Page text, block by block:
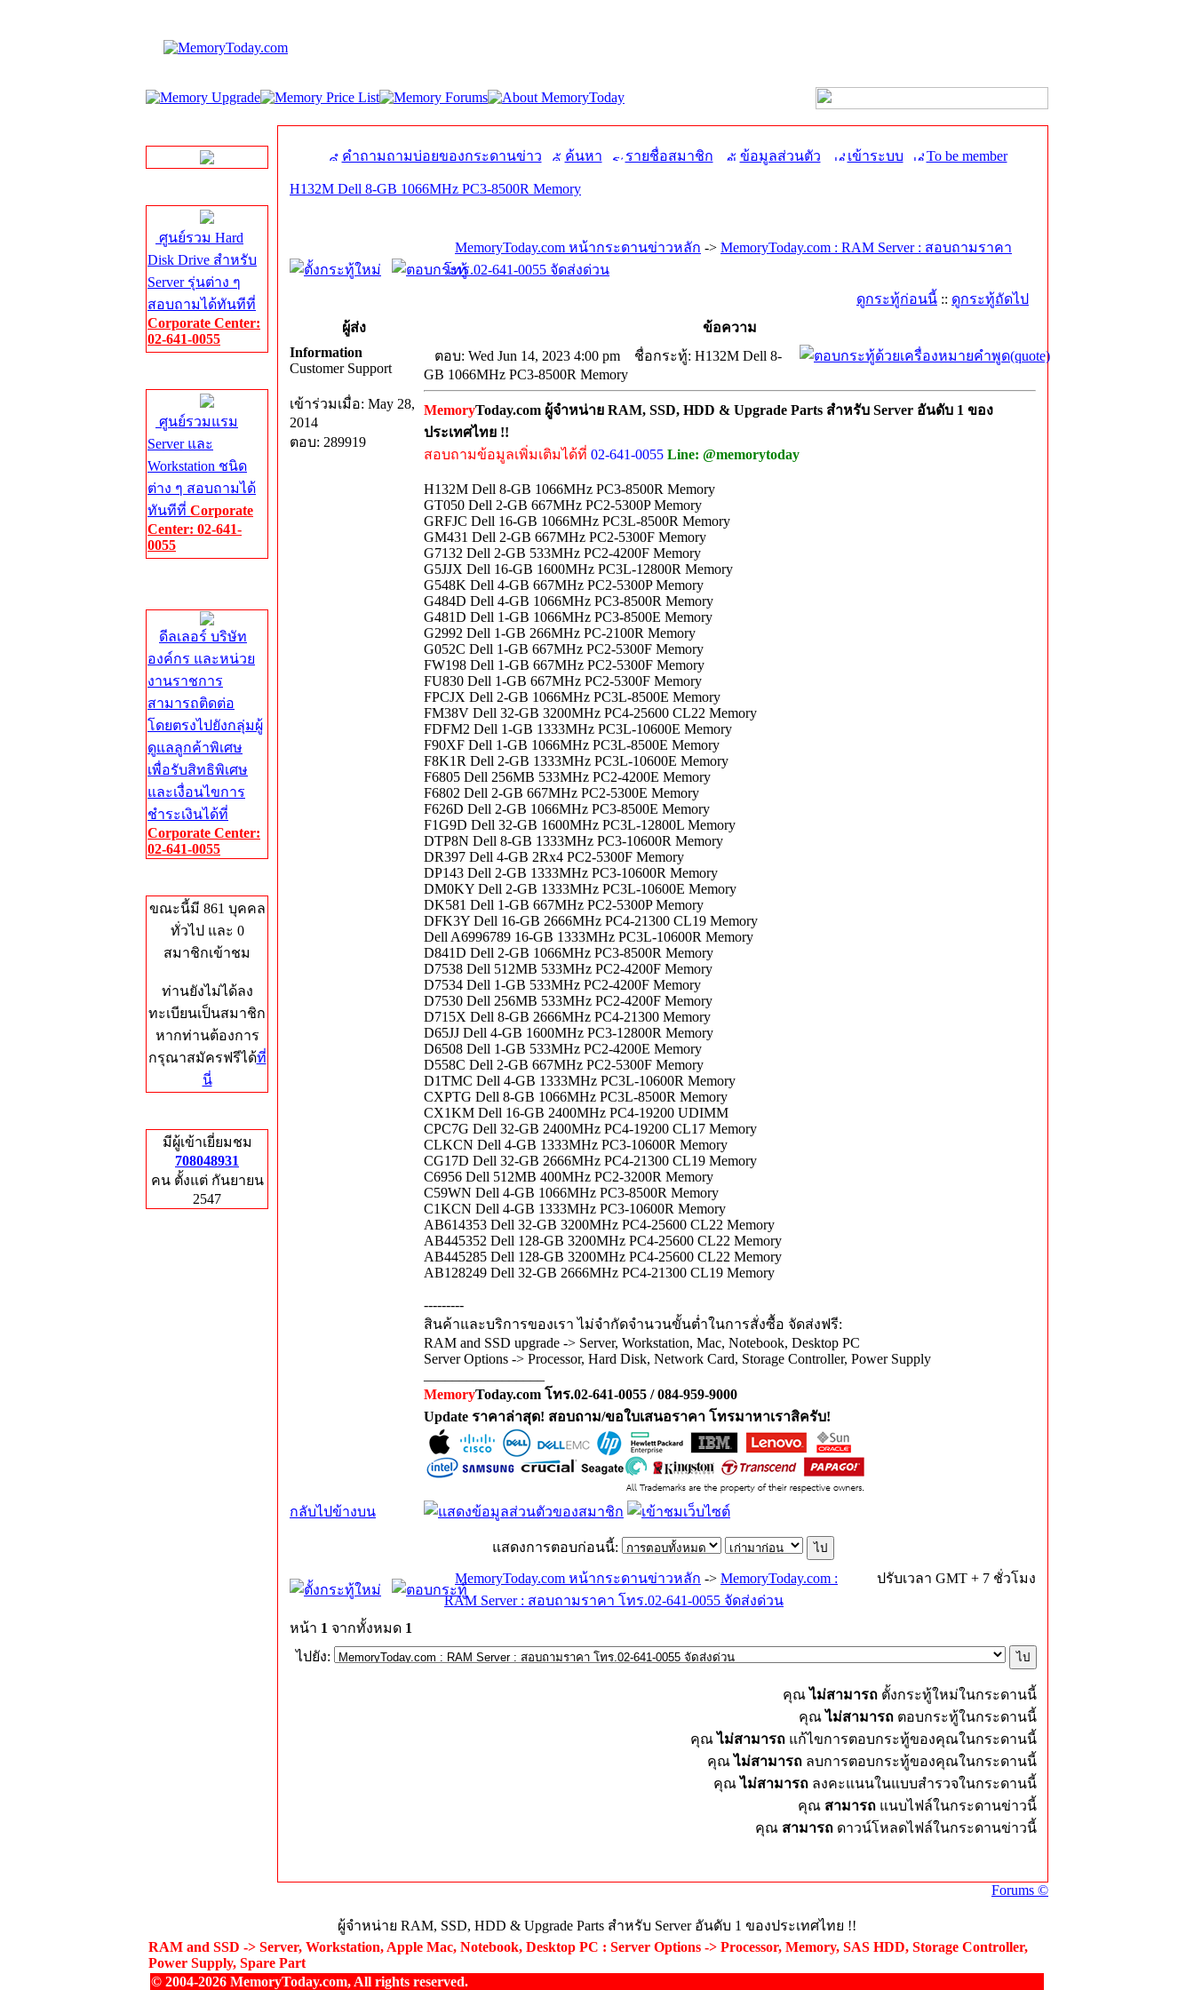
ศูนย์รวม Hard
Disk Drive สำหรับ
Server รุ่นต่าง ๆ
สอบถามได้ทันทีที่
Corporate Center:
02-641-0055
ศูนย์รวมแรม
Server และ
Workstation ชนิด
ต่าง ๆ สอบถามได้
ทันทีที่ Corporate
Center: 02-641-
0055
ดีลเลอร์ บริษัท
องค์กร และหน่วย
งานราชการ
สามารถติดต่อ
โดยตรงไปยังกลุ่มผู้
ดูแลลูกค้าพิเศษ
เพื่อรับสิทธิพิเศษ
และเงื่อนไขการ
ชำระเงินได้ที่
Corporate Center:
02-641-0055
ขณะนี้มี 861 บุคคล
ทั่วไป และ 0
สมาชิกเข้าชม
ท่านยังไม่ได้ลง
ทะเบียนเป็นสมาชิก
หากท่านต้องการ
กรุณาสมัครฟรีได้ที่
นี่
มีผู้เข้าเยี่ยมชม
708048931
คน ตั้งแต่ กันยายน
2547
คำถามถามบ่อยของกระดานข่าว ค้นหา รายชื่อสมาชิก ข้อมูลส่วนตัว เข้าระบบ To be member
H132M Dell 8-GB 1066MHz PC3-8500R Memory
MemoryToday.com หน้ากระดานข่าวหลัก -> MemoryToday.com : RAM Server : สอบถามราคา
โทร.02-641-0055 จัดส่งด่วน
ดูกระทู้ก่อนนี้ :: ดูกระทู้ถัดไป
ผู้ส่ง
ข้อความ
Information
Customer Support
เข้าร่วมเมื่อ: May 28,
2014
ตอบ: 289919
ตอบ: Wed Jun 14, 2023 4:00 pm
ชื่อกระทู้: H132M Dell 8-
GB 1066MHz PC3-8500R Memory
MemoryToday.com ผู้จำหน่าย RAM, SSD, HDD & Upgrade Parts สำหรับ Server อันดับ 1 ของ
ประเทศไทย !!
สอบถามข้อมูลเพิ่มเติมได้ที่ 02-641-0055 Line: @memorytoday
H132M Dell 8-GB 1066MHz PC3-8500R Memory
GT050 Dell 2-GB 667MHz PC2-5300P Memory
GRFJC Dell 16-GB 1066MHz PC3L-8500R Memory
GM431 Dell 2-GB 667MHz PC2-5300F Memory
G7132 Dell 2-GB 533MHz PC2-4200F Memory
G5JJX Dell 16-GB 1600MHz PC3L-12800R Memory
G548K Dell 4-GB 667MHz PC2-5300P Memory
G484D Dell 4-GB 1066MHz PC3-8500R Memory
G481D Dell 1-GB 1066MHz PC3-8500E Memory
G2992 Dell 1-GB 266MHz PC-2100R Memory
G052C Dell 1-GB 667MHz PC2-5300F Memory
FW198 Dell 1-GB 667MHz PC2-5300F Memory
FU830 Dell 1-GB 667MHz PC2-5300F Memory
FPCJX Dell 2-GB 1066MHz PC3L-8500E Memory
FM38V Dell 32-GB 3200MHz PC4-25600 CL22 Memory
FDFM2 Dell 1-GB 1333MHz PC3L-10600E Memory
F90XF Dell 1-GB 1066MHz PC3L-8500E Memory
F8K1R Dell 2-GB 1333MHz PC3L-10600E Memory
F6805 Dell 256MB 533MHz PC2-4200E Memory
F6802 Dell 2-GB 667MHz PC2-5300E Memory
F626D Dell 2-GB 1066MHz PC3-8500E Memory
F1G9D Dell 32-GB 1600MHz PC3L-12800L Memory
DTP8N Dell 8-GB 1333MHz PC3-10600R Memory
DR397 Dell 4-GB 2Rx4 PC2-5300F Memory
DP143 Dell 2-GB 1333MHz PC3-10600R Memory
DM0KY Dell 2-GB 1333MHz PC3L-10600E Memory
DK581 Dell 1-GB 667MHz PC2-5300P Memory
DFK3Y Dell 16-GB 2666MHz PC4-21300 CL19 Memory
Dell A6996789 16-GB 1333MHz PC3L-10600R Memory
D841D Dell 2-GB 1066MHz PC3-8500R Memory
D7538 Dell 512MB 533MHz PC2-4200F Memory
D7534 Dell 1-GB 533MHz PC2-4200F Memory
D7530 Dell 256MB 533MHz PC2-4200F Memory
D715X Dell 8-GB 2666MHz PC4-21300 Memory
D65JJ Dell 4-GB 1600MHz PC3-12800R Memory
D6508 Dell 1-GB 533MHz PC2-4200E Memory
D558C Dell 2-GB 667MHz PC2-5300F Memory
D1TMC Dell 4-GB 1333MHz PC3L-10600R Memory
CXPTG Dell 8-GB 1066MHz PC3L-8500R Memory
CX1KM Dell 16-GB 2400MHz PC4-19200 UDIMM
CPC7G Dell 32-GB 2400MHz PC4-19200 CL17 Memory
CLKCN Dell 4-GB 1333MHz PC3-10600R Memory
CG17D Dell 32-GB 2666MHz PC4-21300 CL19 Memory
C6956 Dell 512MB 400MHz PC2-3200R Memory
C59WN Dell 4-GB 1066MHz PC3-8500R Memory
C1KCN Dell 4-GB 1333MHz PC3-10600R Memory
AB614353 Dell 32-GB 3200MHz PC4-25600 CL22 Memory
AB445352 Dell 128-GB 3200MHz PC4-25600 CL22 Memory
AB445285 Dell 128-GB 3200MHz PC4-25600 CL22 Memory
AB128249 Dell 32-GB 2666MHz PC4-21300 CL19 Memory
---------
สินค้าและบริการของเรา ไม่จำกัดจำนวนขั้นต่ำในการสั่งซื้อ จัดส่งฟรี:
RAM and SSD upgrade -> Server, Workstation, Mac, Notebook, Desktop PC
Server Options -> Processor, Hard Disk, Network Card, Storage Controller, Power Supply
MemoryToday.com โทร.02-641-0055 / 084-959-9000
Update ราคาล่าสุด! สอบถาม/ขอใบเสนอราคา โทรมาหาเราสิครับ!
กลับไปข้างบน
แสดงการตอบก่อนนี้:
MemoryToday.com หน้ากระดานข่าวหลัก -> MemoryToday.com :
RAM Server : สอบถามราคา โทร.02-641-0055 จัดส่งด่วน
ปรับเวลา GMT + 7 ชั่วโมง
หน้า 1 จากทั้งหมด 1
ไปยัง:
คุณไม่สามารถ ตั้งกระทู้ใหม่ในกระดานนี้
คุณไม่สามารถ ตอบกระทู้ในกระดานนี้
คุณไม่สามารถ แก้ไขการตอบกระทู้ของคุณในกระดานนี้
คุณไม่สามารถ ลบการตอบกระทู้ของคุณในกระดานนี้
คุณไม่สามารถ ลงคะแนนในแบบสำรวจในกระดานนี้
คุณ สามารถ แนบไฟล์ในกระดานข่าวนี้
คุณ สามารถ ดาวน์โหลดไฟล์ในกระดานข่าวนี้
Forums ©
ผู้จำหน่าย RAM, SSD, HDD & Upgrade Parts สำหรับ Server อันดับ 1 ของประเทศไทย !!
RAM and SSD -> Server, Workstation, Apple Mac, Notebook, Desktop PC : Server Options -> Processor, Memory, SAS HDD, Storage Controller,
Power Supply, Spare Part
© 2004-2026 MemoryToday.com, All rights reserved.